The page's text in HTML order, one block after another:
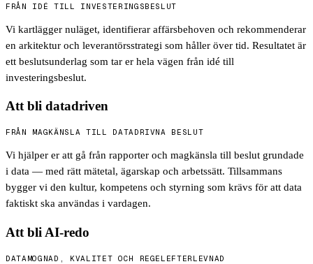
FRÅN IDÉ TILL INVESTERINGSBESLUT
Vi kartlägger nuläget, identifierar affärsbehoven och rekommenderar
en arkitektur och leverantörsstrategi som håller över tid. Resultatet är
ett beslutsunderlag som tar er hela vägen från idé till
investeringsbeslut.
Att bli datadriven
FRÅN MAGKÄNSLA TILL DATADRIVNA BESLUT
Vi hjälper er att gå från rapporter och magkänsla till beslut grundade
i data — med rätt mätetal, ägarskap och arbetssätt. Tillsammans
bygger vi den kultur, kompetens och styrning som krävs för att data
faktiskt ska användas i vardagen.
Att bli AI-redo
DATAMOGNAD, KVALITET OCH REGELEFTERLEVNAD